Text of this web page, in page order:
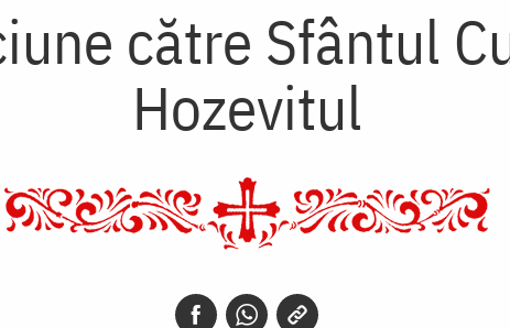
către Sfântul
Hozevitul